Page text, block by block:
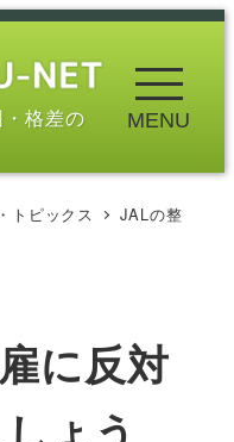
格差の MENU
トピックス
JALの整
に反対